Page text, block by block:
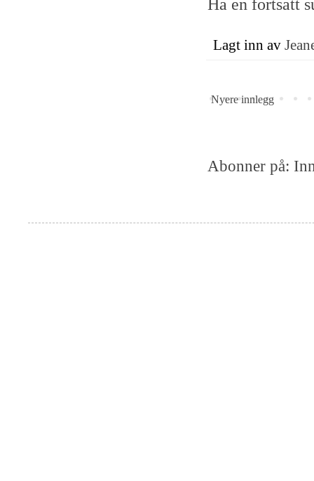
Ha en fortsatt
Lagt inn av
Nyere innlegg
Abonner på: